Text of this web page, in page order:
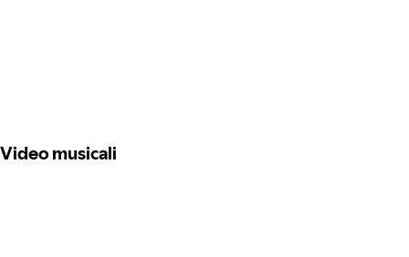
Video musicali